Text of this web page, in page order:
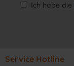
Ich habe die
Service Hotline